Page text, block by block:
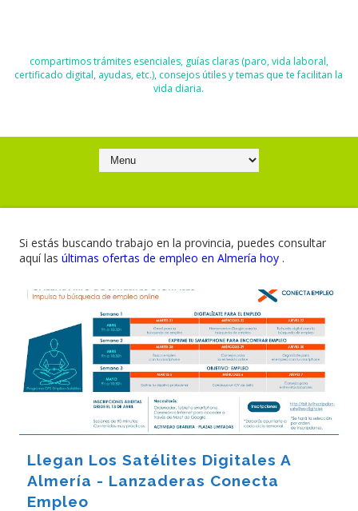
compartimos trámites esenciales, guías claras (paro, vida laboral,
certificado digital, ayudas, etc.), consejos útiles y temas que te facilitan la
vida diaria.
Si estás buscando trabajo en la provincia, puedes consultar
aquí las últimas ofertas de empleo en Almería hoy .
Llegan Los Satélites Digitales A
Almería - Lanzaderas Conecta
Empleo